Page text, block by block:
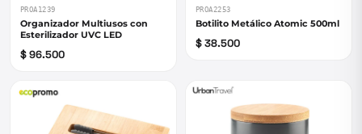
PROA1239
Organizador Multiusos con
Esterilizador UVC LED
$ 96.500
PROA2253
Botilito Metálico Atomic 500ml
$ 38.500